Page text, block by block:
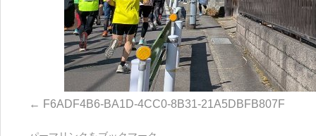
F6ADF4B6-BA1D-4CC0-8B31-21A5DBFB807F